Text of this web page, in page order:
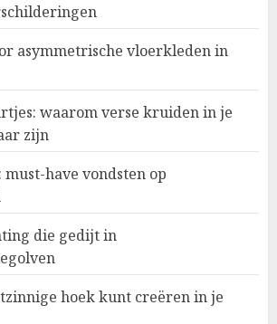
asymmetrische vloerkleden in
waarom verse kruiden in je
zijn
have vondsten op
die gedijt in
hoek kunt creëren in je